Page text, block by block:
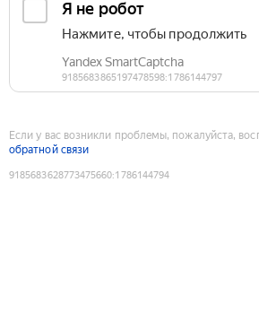
Если у вас возникли проблемы, пожалуйста,
обратной связи
9185683628773475660:1786144794